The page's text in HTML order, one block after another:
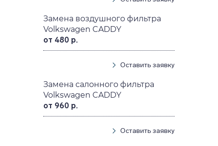
Замена воздушного фильтра
Volkswagen CADDY
от 480 р.
Оставить заявку
Замена салонного фильтра
Volkswagen CADDY
от 960 р.
Оставить заявку